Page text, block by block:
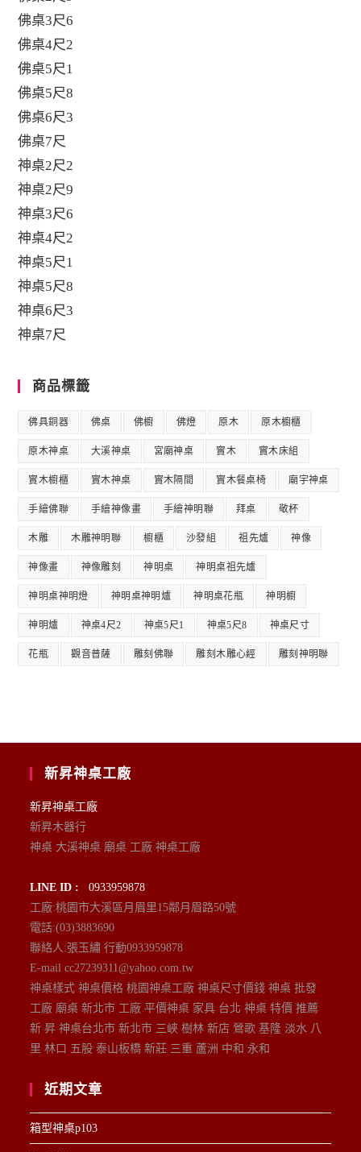
佛桌3尺6
佛桌4尺2
佛桌5尺1
佛桌5尺8
佛桌6尺3
佛桌7尺
神桌2尺2
神桌2尺9
神桌3尺6
神桌4尺2
神桌5尺1
神桌5尺8
神桌6尺3
神桌7尺
商品標籤
佛具銅器 佛桌 佛櫥 佛燈 原木 原木櫥櫃
原木神桌 大溪神桌 宮廟神桌 實木 實木床組
實木櫥櫃 實木神桌 實木隔間 實木餐桌椅 廟宇神桌
手繪佛聯 手繪神像畫 手繪神明聯 拜桌 敬杯
木雕 木雕神明聯 櫥櫃 沙發組 祖先爐 神像
神像畫 神像雕刻 神明桌 神明桌祖先爐
神明桌神明燈 神明桌神明爐 神明桌花瓶 神明櫥
神明爐 神桌4尺2 神桌5尺1 神桌5尺8 神桌尺寸
花瓶 觀音普薩 雕刻佛聯 雕刻木雕心經 雕刻神明聯
新昇神桌工廠
新昇神桌工廠
新昇木器行
神桌 大溪神桌 廟桌 工廠 神桌工廠
LINE ID :
0933959878
工廠:桃園市大溪區月眉里15鄰月眉路50號
電話:(03)3883690
聯絡人:張玉繡 行動0933959878
E-mail cc27239311@yahoo.com.tw
神桌樣式 神桌價格 桃園神桌工廠 神桌尺寸價錢 神桌 批發
工廠 廟桌 新北市 工廠 平價神桌 家具 台北 神桌 特價 推薦
新 昇 神桌台北市 新北市 三峽 樹林 新店 鶯歌 基隆 淡水 八
里 林口 五股 泰山板橋 新莊 三重 蘆洲 中和 永和
近期文章
箱型神桌p103